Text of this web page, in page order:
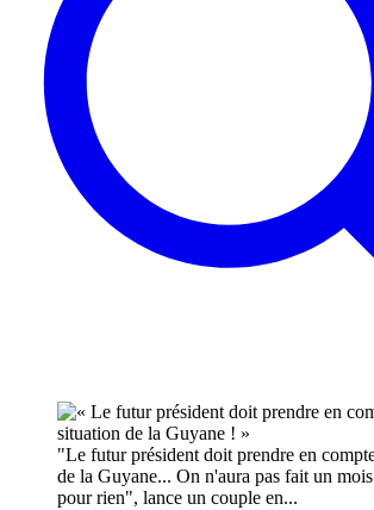
"Le futur président doit prendre en
de la Guyane... On n'aura pas fait un
pour rien", lance un couple en...